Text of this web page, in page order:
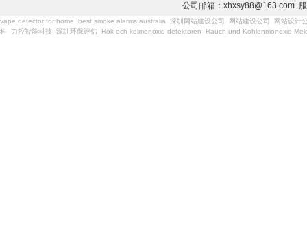
公司邮箱：xhxsy88@163.com
vape detector for home best smoke alarms australia 深圳网站建设公司 网站建设公司
网站设计
科
力控智能科技 深圳环保评估 Rök och kolmonoxid detektoren Rauch und Kohlenmonoxid